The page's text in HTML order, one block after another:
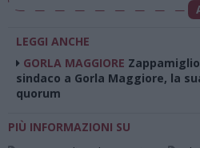
LEGGI ANCHE
GORLA MAGGIORE
sindaco a Gorla Maggiore, la
quorum
PIÙ INFORMAZIONI SU